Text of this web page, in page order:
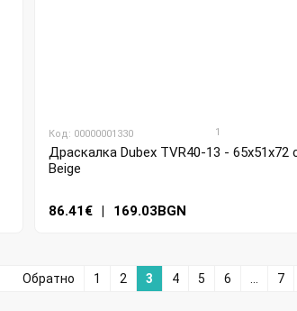
Код: 00000001330 1
Драскалка Dubex TVR40-13 - 65x51x72
Beige
86.41€ | 169.03BGN
Обратно 1 2 3 4 5 6 7